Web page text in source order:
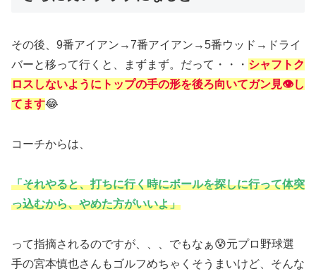
その後、9番アイアン→7番アイアン→5番ウッド→ドライ
バーと移って行くと、まずまず。だって・・・ シャフトク
ロスしないようにトップの手の形を後ろ向いてガン見👁し
てます😂
コーチからは、
「それやると、打ちに行く時にボールを探しに行って体突
っ込むから、やめた方がいいよ」
って指摘されるのですが、、、でもなぁ😰元プロ野球選
手の宮本慎也さんもゴルフめちゃくそうまいけど、そんな